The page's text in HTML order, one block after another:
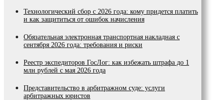
Технологический сбор с 2026 года: кому придется платить
и как защититься от ошибок начисления
Обязательная электронная транспортная накладная с
сентября 2026 года: требования и риски
Реестр экспедиторов ГосЛог: как избежать штрафа до 1
млн рублей с мая 2026 года
Представительство в арбитражном суде: услуги
арбитражных юристов